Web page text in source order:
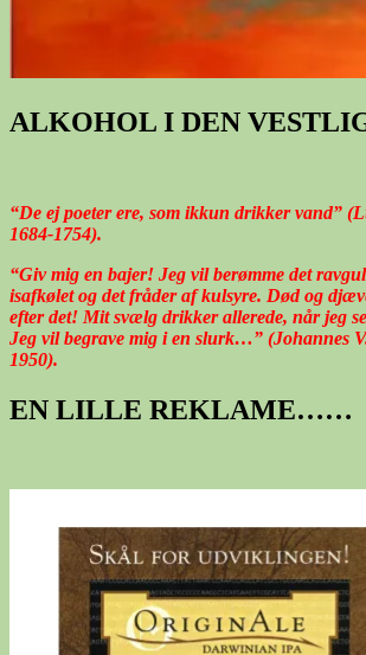
ALKOHOL I DEN
“De ej poeter ere, som ikkun drikker vand”
1684-1754).
“Giv mig en bajer! Jeg vil berømme det
isafkølet og det fråder af kulsyre. Død og
efter det! Mit svælg drikker allerede, når jeg
Jeg vil begrave mig i en slurk…” (Johannes
1950).
EN LILLE REKLAME……